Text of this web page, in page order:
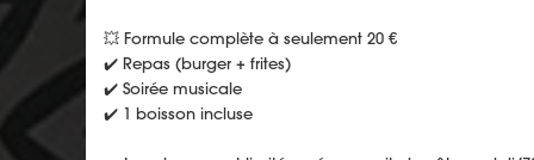
💥 Formule complète à seulement 20 €
✔️ Repas (burger + frites)
✔️ Soirée musicale
✔️ 1 boisson incluse